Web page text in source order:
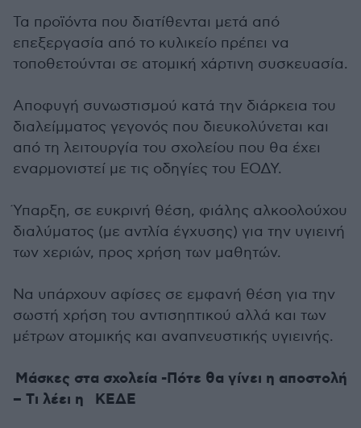
Τα προϊόντα που διατίθενται μετά από
επεξεργασία από το κυλικείο πρέπει να
τοποθετούνται σε ατομική χάρτινη συσκευασία.
Αποφυγή συνωστισμού κατά την διάρκεια του
διαλείμματος γεγονός που διευκολύνεται και
από τη λειτουργία του σχολείου που θα έχει
εναρμονιστεί με τις οδηγίες του ΕΟΔΥ.
Ύπαρξη, σε ευκρινή θέση, φιάλης αλκοολούχου
διαλύματος (με αντλία έγχυσης) για την υγιεινή
των χεριών, προς χρήση των μαθητών.
Να υπάρχουν αφίσες σε εμφανή θέση για την
σωστή χρήση του αντισηπτικού αλλά και των
μέτρων ατομικής και αναπνευστικής υγιεινής.
Μάσκες στα σχολεία -Πότε θα γίνει η αποστολή
– Tι λέει η ΚΕΔΕ